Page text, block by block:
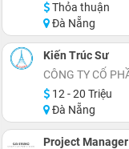
Thỏa thuận
Đà Nẵng
Kiến Trúc Sư
CÔNG TY CỔ
12 - 20 Triệu
Đà Nẵng
Project Manager